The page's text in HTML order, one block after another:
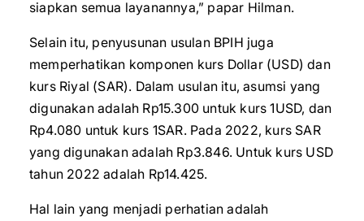
siapkan semua layanannya,” papar Hilman.
Selain itu, penyusunan usulan BPIH juga
memperhatikan komponen kurs Dollar (USD) dan
kurs Riyal (SAR). Dalam usulan itu, asumsi yang
digunakan adalah Rp15.300 untuk kurs 1USD, dan
Rp4.080 untuk kurs 1SAR. Pada 2022, kurs SAR
yang digunakan adalah Rp3.846. Untuk kurs USD
tahun 2022 adalah Rp14.425.
Hal lain yang menjadi perhatian adalah